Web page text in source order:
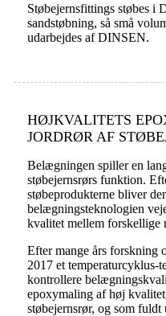
Støbejernsfittings støbes i
sandstøbning, så små
udarbejdes af DINSEN.
HØJKVALITETS
JORDRØR AF
Belægningen spiller en
støbejernsrørs funktion.
støbeprodukterne bliver
belægningsteknologien
kvalitet mellem forskellige
Efter mange års forskning
2017 et temperaturcyklus-
kontrollere
epoxymaling af høj
støbejernsrør, og som